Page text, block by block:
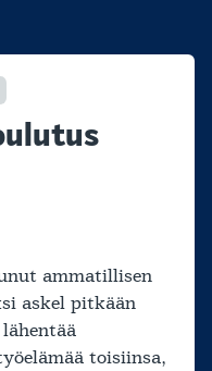
ammatillisen
askel pitkään
toisiinsa,